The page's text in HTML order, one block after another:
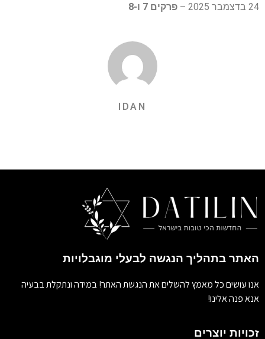
24 בדצמבר 2025 – פרקים 7 ו-8
IDAN
האתר בתהליך הנגשה לבעלי מוגבלויות
אנו עושים כל מאמץ להשלים את הנגשת האתר! במידה ונתקלת בבעיה
אנא פנה אלינו!
זכויות יוצרים